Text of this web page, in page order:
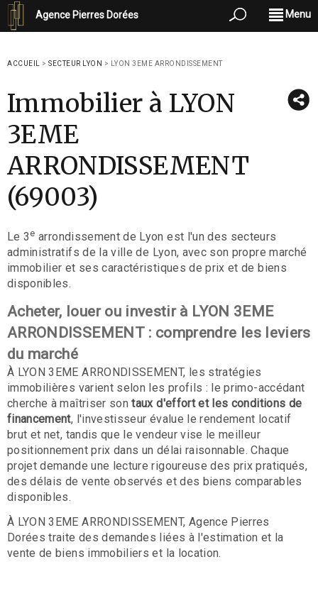
Agence Pierres Dorées Menu
ACCUEIL > SECTEUR LYON > LYON 3EME ARRONDISSEMENT
Immobilier à LYON
3EME
ARRONDISSEMENT
(69003)
Le 3e arrondissement de Lyon est l'un des secteurs
administratifs de la ville de Lyon, avec son propre marché
immobilier et ses caractéristiques de prix et de biens
disponibles.
Acheter, louer ou investir à LYON 3EME
ARRONDISSEMENT : comprendre les leviers
du marché
À LYON 3EME ARRONDISSEMENT, les stratégies
immobilières varient selon les profils : le primo-accédant
cherche à maîtriser sontaux d'effort et les conditions de
financement, l'investisseur évalue le rendement locatif
brut et net, tandis que le vendeur vise le meilleur
positionnement prix dans un délai raisonnable. Chaque
projet demande une lecture rigoureuse des prix pratiqués,
des délais de vente observés et des biens comparables
disponibles.
À LYON 3EME ARRONDISSEMENT, Agence Pierres
Dorées traite des demandes liées à l'estimation et la
vente de biens immobiliers et la location.